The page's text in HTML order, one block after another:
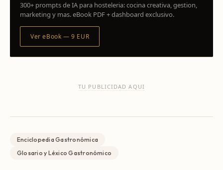
300+ prompts de IA para hosteleria: cocina creativa, gestion,
marketing y mas. eBook PDF + dashboard exclusivo.
Ver eBook — 9 EUR
TU PUBLICIDAD AQUI
Enciclopedia Gastronómica
Glosario y Léxico Gastronómico